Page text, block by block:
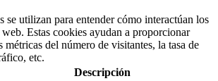
se utilizan para entender cómo interactúan los
Estas cookies ayudan a proporcionar
del número de visitantes, la tasa de
etc.
Descripción